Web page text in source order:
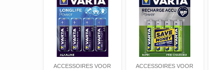
ACCESSOIRES VOOR
ACCESSOIRES VOOR